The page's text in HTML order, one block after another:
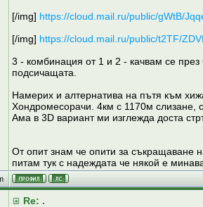
[/img] https://cloud.mail.ru/public/gWtB/
[/img] https://cloud.mail.ru/public/t2TF/
3 - комбинация от 1 и 2 - качвам се
подсичащата.
Намерих и алтернатива на пътя към
Хондромесорачи. 4км с 1170м слизане,
Ама в 3D вариант ми изглежда доста
От опит знам че опити за съкращаване
питам тук с надеждата че някой е
Re: .